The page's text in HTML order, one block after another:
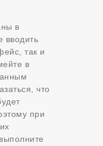
в
вводить
так и
в
что
при